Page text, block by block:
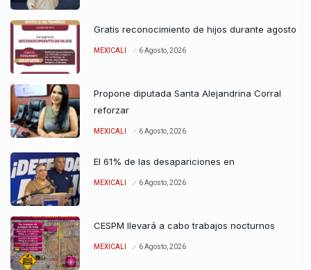
Gratis reconocimiento de hijos durante agosto
MEXICALI 6 Agosto, 2026
Propone diputada Santa Alejandrina Corral
reforzar
MEXICALI 6 Agosto, 2026
El 61% de las desapariciones en
MEXICALI 6 Agosto, 2026
CESPM llevará a cabo trabajos nocturnos
MEXICALI 6 Agosto, 2026